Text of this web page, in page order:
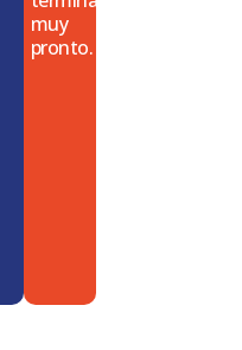
muy
pronto.